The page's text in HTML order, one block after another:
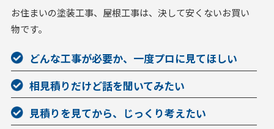
お住まいの塗装工事、屋根工事は、決して安くないお買い
物です。
どんな工事が必要か、一度プロに見てほしい
相見積りだけど話を聞いてみたい
見積りを見てから、じっくり考えたい